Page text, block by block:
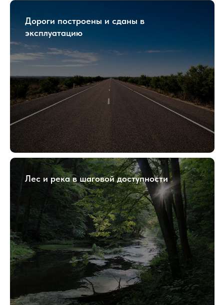
Дороги построены и сданы в
эксплуатацию
Лес и река в шаговой доступности